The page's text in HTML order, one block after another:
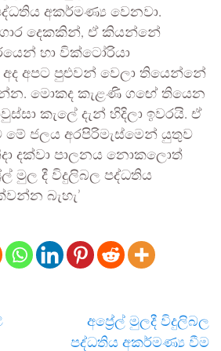
අකර්මණ්‍ය වෙනවා.
දෙකකින්, ඒ කියන්නේ
හා වික්ටෝරියා
අද අපට පුළුවන් වෙලා තියෙන්නේ
මොකද කැළණි ගඟේ තියෙන
කැලේ දැන් හිදිලා ඉවරයි. ඒ
මේ ජලය අරපිරිමැස්මෙන් යුතුව
දක්වා පාලනය නොකලොත්
මුල දී විදුලිබල පද්ධතිය
බැහැ’
අප්‍රේල් මුලදී විදුලිබල
පද්ධතිය අකර්මණ්‍ය වීම